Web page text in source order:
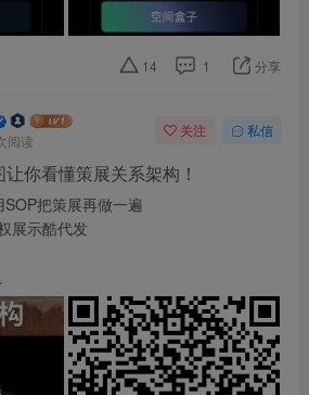
14 1 分享
阅读
关注 私信
你看懂策展关系架构！
SOP把策展再做一遍
展示酷代发